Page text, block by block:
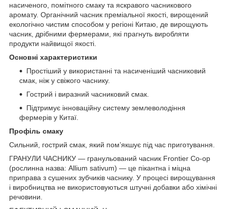
насиченого, помітного смаку та яскравого часникового
аромату. Органічний часник преміальної якості, вирощений
екологічно чистим способом у регіоні Китаю, де вирощують
часник, дрібними фермерами, які прагнуть виробляти
продукти найвищої якості.
Основні характеристики
Простіший у використанні та насиченіший часниковий
смак, ніж у свіжого часнику.
Гострий і виразний часниковий смак.
Підтримує інноваційну систему землеволодіння
фермерів у Китаї.
Профіль смаку
Сильний, гострий смак, який пом’якшує під час приготування.
ГРАНУЛИ ЧАСНИКУ — гранульований часник Frontier Co-op
(рослинна назва: Allium sativum) — це пікантна і міцна
приправа з сушених зубчиків часнику. У процесі вирощування
і виробництва не використовуються штучні добавки або хімічні
речовини.